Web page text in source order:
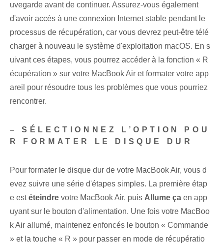
uvegarde avant de continuer. Assurez-vous également
d'avoir accès à une connexion Internet stable pendant le
processus de récupération, car vous devrez peut-être télé
charger à nouveau le système d'exploitation macOS. ​En s
uivant ces étapes, vous pourrez accéder à la fonction « R
écupération » sur votre MacBook Air et formater votre app
areil pour résoudre tous les problèmes que vous pourriez
rencontrer.
– SÉLECTIONNEZ L’OPTION POU
R FORMATER LE DISQUE DUR
Pour formater le disque dur de votre MacBook ‌Air, vous d
evez suivre une série d'étapes simples. La première étap
e estéteindre votre MacBook⁣ Air, puis Allume ça en app
uyant sur le bouton d'alimentation. Une fois votre MacBoo
k Air allumé, maintenez enfoncés le bouton « Commande
» et la touche « R » pour passer en mode de récupératio